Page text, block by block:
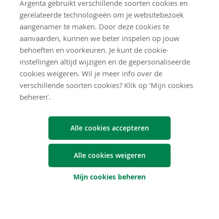
Argenta gebruikt verschillende soorten cookies en
gerelateerde technologieën om je websitebezoek
aangenamer te maken. Door deze cookies te
aanvaarden, kunnen we beter inspelen op jouw
behoeften en voorkeuren. Je kunt de cookie-
instellingen altijd wijzigen en de gepersonaliseerde
cookies weigeren. Wil je meer info over de
verschillende soorten cookies? Klik op ‘Mijn cookies
beheren’.
Alle cookies accepteren
Alle cookies weigeren
Mijn cookies beheren
de
Argenta-
app
© 2026 Argenta
Juridische informatie